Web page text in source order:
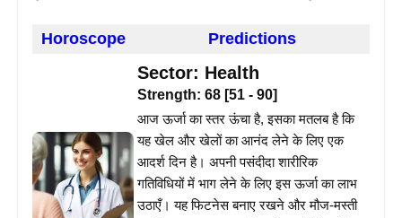
Horoscope Predictions
Sector: Health
Strength: 68 [51 - 90]
आज ऊर्जा का स्तर ऊंचा है, इसका मतलब है कि
यह खेल और खेलों का आनंद लेने के लिए एक
आदर्श दिन है। अपनी पसंदीदा शारीरिक
गतिविधियों में भाग लेने के लिए इस ऊर्जा का लाभ
उठाएँ। यह फिटनेस बनाए रखने और मौज-मस्ती